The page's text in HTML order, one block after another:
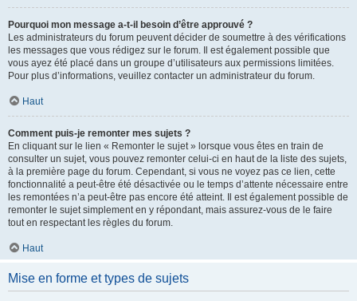
Pourquoi mon message a-t-il besoin d’être approuvé ?
Les administrateurs du forum peuvent décider de soumettre à des vérifications
les messages que vous rédigez sur le forum. Il est également possible que
vous ayez été placé dans un groupe d’utilisateurs aux permissions limitées.
Pour plus d’informations, veuillez contacter un administrateur du forum.
Haut
Comment puis-je remonter mes sujets ?
En cliquant sur le lien « Remonter le sujet » lorsque vous êtes en train de
consulter un sujet, vous pouvez remonter celui-ci en haut de la liste des sujets,
à la première page du forum. Cependant, si vous ne voyez pas ce lien, cette
fonctionnalité a peut-être été désactivée ou le temps d’attente nécessaire entre
les remontées n’a peut-être pas encore été atteint. Il est également possible de
remonter le sujet simplement en y répondant, mais assurez-vous de le faire
tout en respectant les règles du forum.
Haut
Mise en forme et types de sujets